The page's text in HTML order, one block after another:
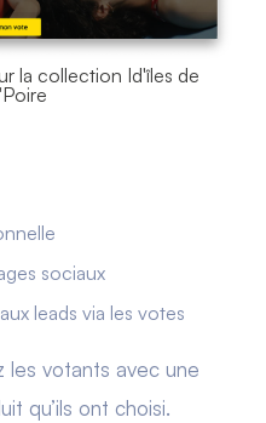
la collection Id'îles de
sociaux
leads via les votes
les votants avec une
qu’ils ont choisi.